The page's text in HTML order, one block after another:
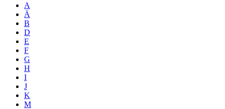
A
Ä
B
D
E
F
G
H
I
J
K
M